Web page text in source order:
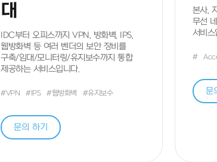
중분류
대
IDC부터 오피스까지 VPN, 방화벽, IPS,
웹방화벽 등 여러 벤더의 보안 장비를
구축/임대/모니터링/유지보수까지 통합
제공하는 서비스입니다.
#VPN #IPS #웹방화벽 #유지보수
문의 하기
본사,
무선
서비스
#
문